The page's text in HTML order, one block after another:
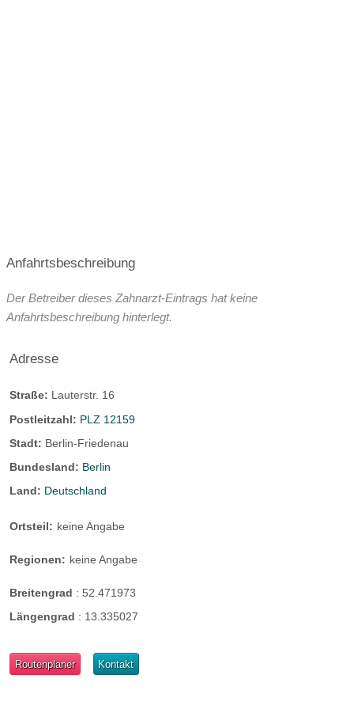
Anfahrtsbeschreibung
Der Betreiber dieses Zahnarzt-Eintrags hat keine
Anfahrtsbeschreibung hinterlegt.
Adresse
Straße: Lauterstr. 16
Postleitzahl: PLZ 12159
Stadt: Berlin-Friedenau
Bundesland: Berlin
Land: Deutschland
Ortsteil: keine Angabe
Regionen: keine Angabe
Breitengrad : 52.471973
Längengrad : 13.335027
Routenplaner Kontakt